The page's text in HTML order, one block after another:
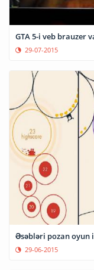
GTA 5-i veb brauzer
29-07-2015
Əsəbləri pozan oyun
29-06-2015